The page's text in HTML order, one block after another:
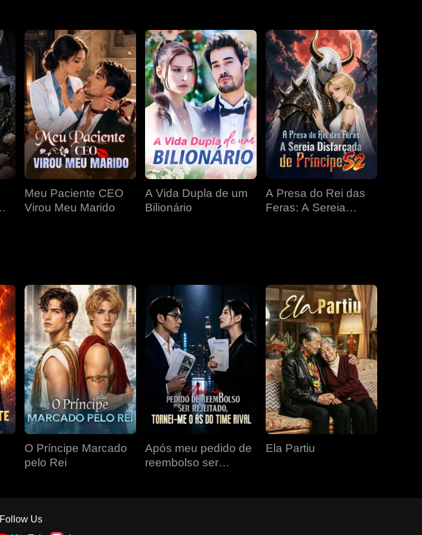
EP 34 EP 35 EP 36
EP 37 EP 38 EP 39
Meu Paciente CEO
Virou Meu Marido
A Vida Dupla de um
Bilionário
A Presa do Rei das
Feras: A Sereia
O Príncipe Marcado
pelo Rei
Após meu pedido de
reembolso ser
Ela Partiu
Follow Us